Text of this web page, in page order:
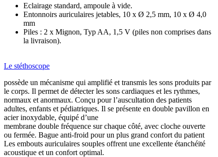
Eclairage standard, ampoule à vide.
Entonnoirs auriculaires jetables, 10 x Ø 2,5 mm, 10 x Ø 4,0
mm
Piles : 2 x Mignon, Typ AA, 1,5 V (piles non comprises dans
la livraison).
Le stéthoscope
possède un mécanisme qui amplifié et transmis les sons produits par
le corps. Il permet de détecter les sons cardiaques et les rythmes,
normaux et anormaux. Conçu pour l’auscultation des patients
adultes, enfants et pédiatriques. Il se présente en double pavillon en
acier inoxydable, équipé d’une
membrane double fréquence sur chaque côté, avec cloche ouverte
ou fermée. Bague anti-froid pour un plus grand confort du patient
Les embouts auriculaires souples offrent une excellente étanchéité
acoustique et un confort optimal.